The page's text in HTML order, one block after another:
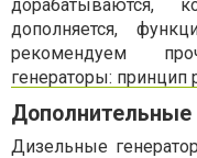
дорабатываются,
дополняется,
рекомендуем
генераторы: принцип
Дизельные